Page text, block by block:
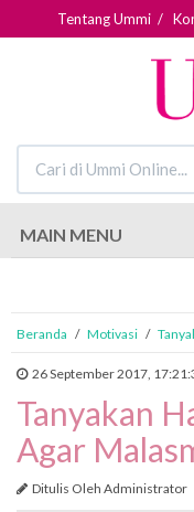
Tentang Ummi /
MAIN MENU
Beranda / Motivasi /
26 September 2017,
Tanyakan
Agar
Ditulis Oleh Administrator